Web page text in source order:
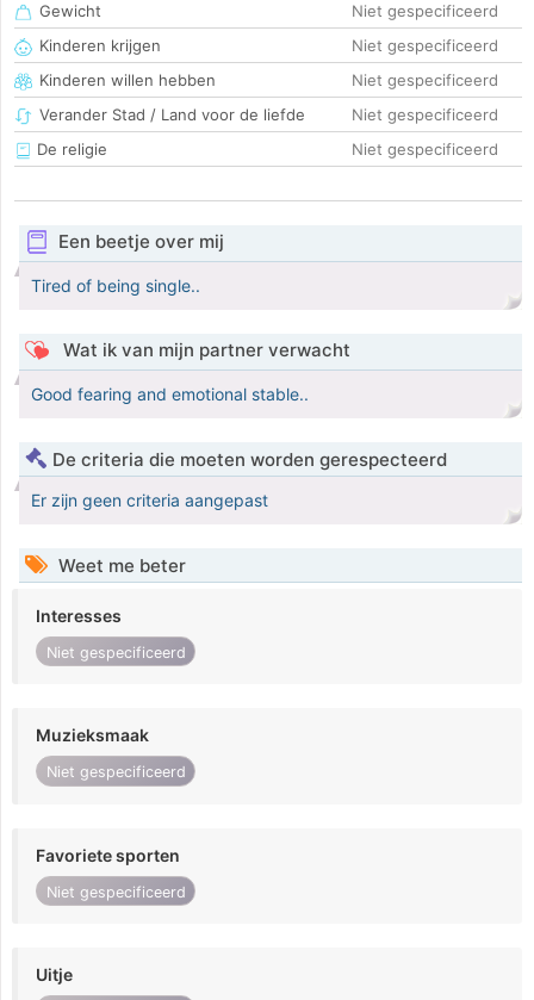
Gewicht
Niet gespecificeerd
Kinderen krijgen
Niet gespecificeerd
Kinderen willen hebben
Niet gespecificeerd
Verander Stad / Land voor de liefde
Niet gespecificeerd
De religie
Niet gespecificeerd
Een beetje over mij
Tired of being single..
Wat ik van mijn partner verwacht
Good fearing and emotional stable..
De criteria die moeten worden gerespecteerd
Er zijn geen criteria aangepast
Weet me beter
Interesses
Niet gespecificeerd
Muzieksmaak
Niet gespecificeerd
Favoriete sporten
Niet gespecificeerd
Uitje